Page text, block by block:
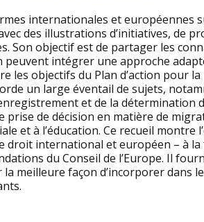
internationales et européennes
des illustrations d’initiatives, de
Son objectif est de partager les
peuvent intégrer une approche
les objectifs du Plan d’action pour
un large éventail de sujets,
et de la détermination
prise de décision en matière de
et à l’éducation. Ce recueil montre
droit international et européen – à
du Conseil de l’Europe. Il
la meilleure façon d’incorporer dans